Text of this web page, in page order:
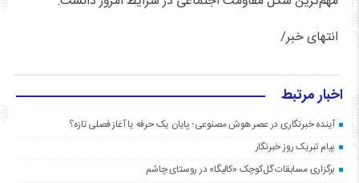
انتهای خبر/
اخبار مرتبط
آینده خبرنگاری در عصر هوش مصنوعی؛ پایان یک حرفه یا آغاز فصلی تازه؟
پیام تبریک روز خبرنگار
برگزاری مسابقات گل‌کوچک «کالیگا» در روستای چاشم